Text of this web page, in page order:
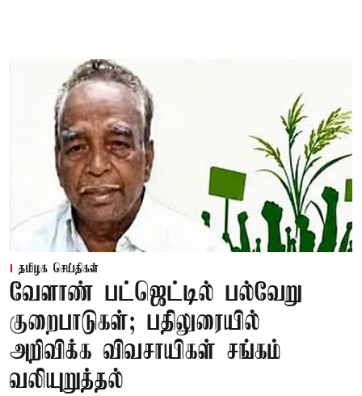
தமிழக செய்திகள்
வேளாண் பட்ஜெட்டில் பல்வேறு
குறைபாடுகள்; பதிலுரையில்
அறிவிக்க விவசாயிகள் சங்கம்
வலியுறுத்தல்